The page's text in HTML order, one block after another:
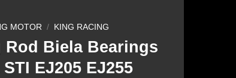
MOTOR / KING RACING
Rod Biela Bearings
EJ205 EJ255